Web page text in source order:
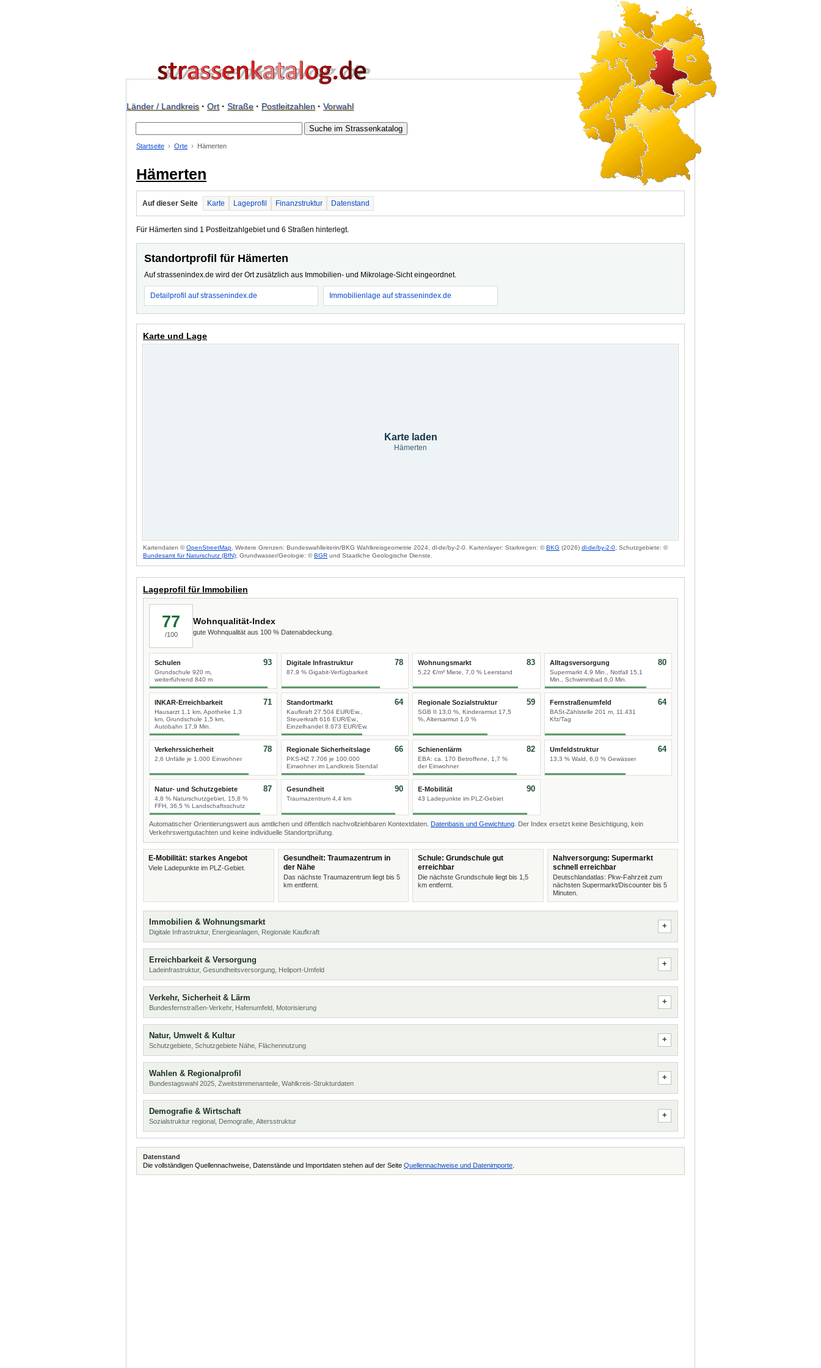
Länder / Landkreis· Ort· Straße· Postleitzahlen· Vorwahl
Startseite Orte Hämerten
Hämerten
Auf dieser Seite Karte Lageprofil Finanzstruktur Datenstand
Für Hämerten sind 1 Postleitzahlgebiet und 6 Straßen hinterlegt.
Standortprofil für Hämerten
Auf strassenindex.de wird der Ort zusätzlich aus Immobilien- und Mikrolage-Sicht eingeordnet.
Detailprofil auf strassenindex.de Immobilienlage auf strassenindex.de
Karte und Lage
Karte laden
Hämerten
Kartendaten ©OpenStreetMap . Weitere Grenzen: Bundeswahlleiterin/BKG Wahlkreisgeometrie 2024, dl-de/by-2-0. Kartenlayer: Starkregen: ©BKG (2026) dl-de/by-2-0; Schutzgebiete: ©
Bundesamt für Naturschutz (BfN); Grundwasser/Geologie: ©BGR und Staatliche Geologische Dienste.
Lageprofil für Immobilien
77
/100
Wohnqualität-Index
gute Wohnqualität aus 100 % Datenabdeckung.
Schulen
Grundschule 920 m,
weiterführend 840 m
93 Digitale Infrastruktur
87,9 % Gigabit-Verfügbarkeit
78 Wohnungsmarkt
5,22 €/m² Miete, 7,0 % Leerstand
83 Alltagsversorgung
Supermarkt 4,9 Min., Notfall 15,1
Min., Schwimmbad 6,0 Min.
80
INKAR-Erreichbarkeit
Hausarzt 1,1 km, Apotheke 1,3
km, Grundschule 1,5 km,
Autobahn 17,9 Min.
71 Standortmarkt
Kaufkraft 27.504 EUR/Ew.,
Steuerkraft 616 EUR/Ew.,
Einzelhandel 8.673 EUR/Ew.
64 Regionale Sozialstruktur
SGB II 13,0 %, Kinderarmut 17,5
%, Altersarmut 1,0 %
59 Fernstraßenumfeld
BASt-Zählstelle 201 m, 11.431
Kfz/Tag
64
Verkehrssicherheit
2,6 Unfälle je 1.000 Einwohner
78 Regionale Sicherheitslage
PKS-HZ 7.706 je 100.000
Einwohner im Landkreis Stendal
66 Schienenlärm
EBA: ca. 170 Betroffene, 1,7 %
der Einwohner
82 Umfeldstruktur
13,3 % Wald, 6,0 % Gewässer
64
Natur- und Schutzgebiete
4,8 % Naturschutzgebiet, 15,8 %
FFH, 36,5 % Landschaftsschutz
87 Gesundheit
Traumazentrum 4,4 km
90 E-Mobilität
43 Ladepunkte im PLZ-Gebiet
90
Automatischer Orientierungswert aus amtlichen und öffentlich nachvollziehbaren Kontextdaten. Datenbasis und Gewichtung . Der Index ersetzt keine Besichtigung, kein
Verkehrswertgutachten und keine individuelle Standortprüfung.
E-Mobilität: starkes Angebot
Viele Ladepunkte im PLZ-Gebiet.
Gesundheit: Traumazentrum in
der Nähe
Das nächste Traumazentrum liegt bis 5
km entfernt.
Schule: Grundschule gut
erreichbar
Die nächste Grundschule liegt bis 1,5
km entfernt.
Nahversorgung: Supermarkt
schnell erreichbar
Deutschlandatlas: Pkw-Fahrzeit zum
nächsten Supermarkt/Discounter bis 5
Minuten.
Immobilien & Wohnungsmarkt
Digitale Infrastruktur, Energieanlagen, Regionale Kaufkraft
Erreichbarkeit & Versorgung
Ladeinfrastruktur, Gesundheitsversorgung, Heliport-Umfeld
Verkehr, Sicherheit & Lärm
Bundesfernstraßen-Verkehr, Hafenumfeld, Motorisierung
Natur, Umwelt & Kultur
Schutzgebiete, Schutzgebiete Nähe, Flächennutzung
Wahlen & Regionalprofil
Bundestagswahl 2025, Zweitstimmenanteile, Wahlkreis-Strukturdaten
Demografie & Wirtschaft
Sozialstruktur regional, Demografie, Altersstruktur
Datenstand
Die vollständigen Quellennachweise, Datenstände und Importdaten stehen auf der Seite Quellennachweise und Datenimporte